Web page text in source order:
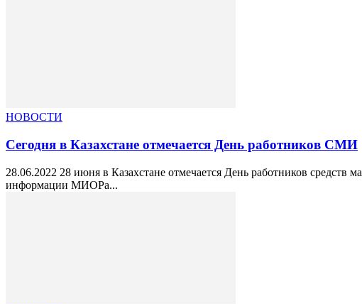
НОВОСТИ
Сегодня в Казахстане отмечается День работников СМИ
28.06.2022 28 июня в Казахстане отмечается День работников
информации МИОРа...